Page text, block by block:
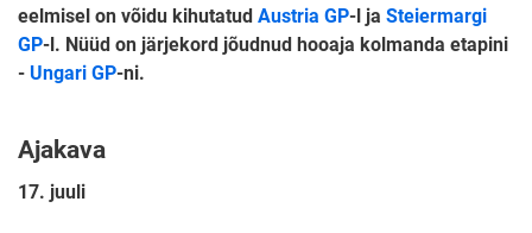
eelmisel on võidu kihutatud Austria GP-l ja Steiermargi
GP-l. Nüüd on järjekord jõudnud hooaja kolmanda etapini
- Ungari GP-ni.
Ajakava
17. juuli